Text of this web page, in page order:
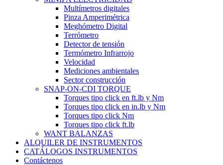
Multímetros digitales
Pinza Amperimétrica
Meghómetro Digital
Terrómetro
Detector de tensión
Termómetro Infrarrojo
Velocidad
Mediciones ambientales
Sector construcción
SNAP-ON-CDI TORQUE
Torques tipo click en ft.lb y Nm
Torques tipo click en in.lb y Nm
Torques tipo click Nm
Torques tipo click ft.lb
WANT BALANZAS
ALQUILER DE INSTRUMENTOS
CATÁLOGOS INSTRUMENTOS
Contáctenos